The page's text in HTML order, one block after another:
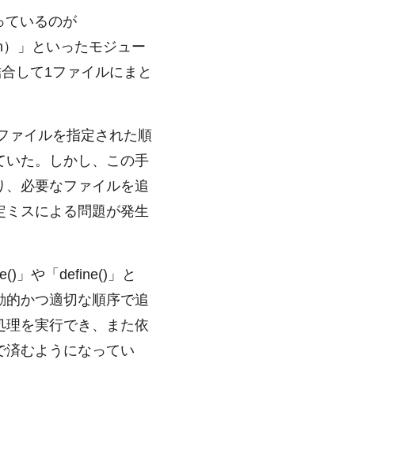
ているのが
」といったモジュー
して1ファイルにまと
ァイルを指定された順
いた。しかし、この手
必要なファイルを追
スによる問題が発生
」や「define()」と
かつ適切な順序で追
理を実行でき、また依
済むようになってい